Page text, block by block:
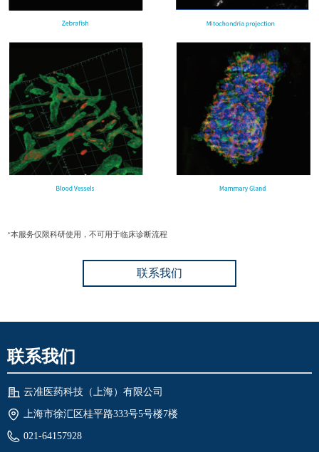
*本服务仅限科研使用，不可用于临床诊断流程
联系我们
联系我们
云准医药科技（上海）有限公司
上海市徐汇区桂平路333号5号楼7楼
021-64157928